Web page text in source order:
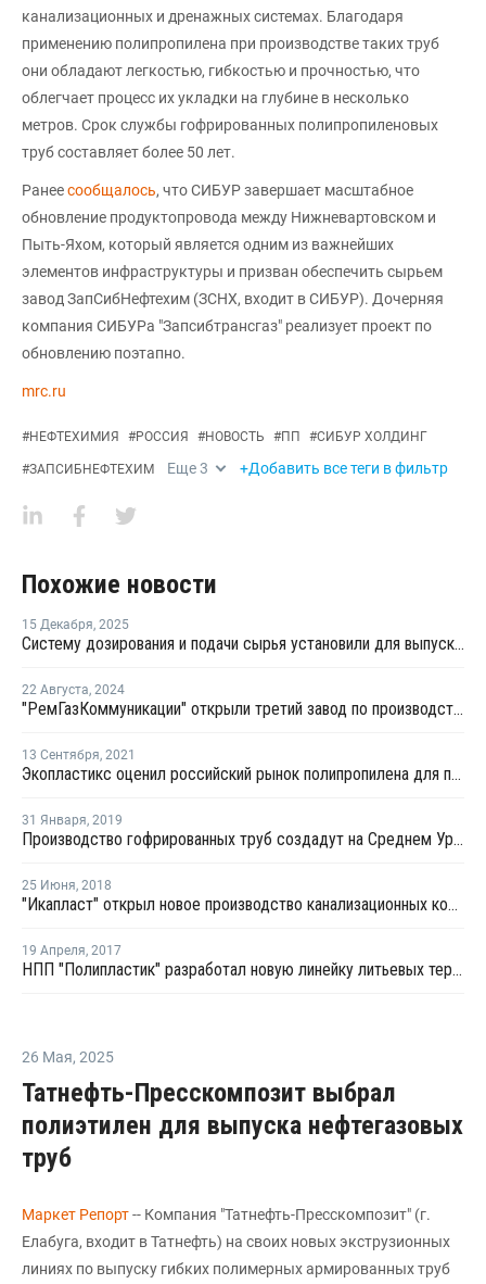
канализационных и дренажных системах. Благодаря
применению полипропилена при производстве таких труб
они обладают легкостью, гибкостью и прочностью, что
облегчает процесс их укладки на глубине в несколько
метров. Срок службы гофрированных полипропиленовых
труб составляет более 50 лет.
Ранеесообщалось, что СИБУР завершает масштабное
обновление продуктопровода между Нижневартовском и
Пыть-Яхом, который является одним из важнейших
элементов инфраструктуры и призван обеспечить сырьем
завод ЗапСибНефтехим (ЗСНХ, входит в СИБУР). Дочерняя
компания СИБУРа "Запсибтрансгаз" реализует проект по
обновлению поэтапно.
mrc.ru
#НЕФТЕХИМИЯ #РОССИЯ #НОВОСТЬ #ПП #СИБУР ХОЛДИНГ
#ЗАПСИБНЕФТЕХИМ Еще3 +Добавить все теги в фильтр
Похожие новости
15 Декабря, 2025
Систему дозирования и подачи сырья установили для выпуска гофротруб
22 Августа, 2024
"РемГазКоммуникации" открыли третий завод по производству полимерных труб
13 Сентября, 2021
Экопластикс оценил российский рынок полипропилена для производства гофротруб
31 Января, 2019
Производство гофрированных труб создадут на Среднем Урале
25 Июня, 2018
"Икапласт" открыл новое производство канализационных колодцев
19 Апреля, 2017
НПП "Полипластик" разработал новую линейку литьевых термопластичных компаундов
26 Мая, 2025
Татнефть-Пресскомпозит выбрал
полиэтилен для выпуска нефтегазовых
труб
Маркет Репорт-- Компания "Татнефть-Пресскомпозит" (г.
Елабуга, входит в Татнефть) на своих новых экструзионных
линиях по выпуску гибких полимерных армированных труб